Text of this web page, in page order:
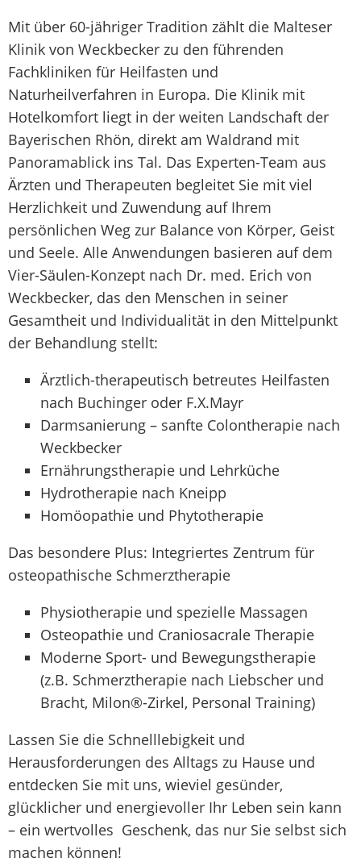
Mit über 60-jähriger Tradition zählt die Malteser
Klinik von Weckbecker zu den führenden
Fachkliniken für Heilfasten und
Naturheilverfahren in Europa. Die Klinik mit
Hotelkomfort liegt in der weiten Landschaft der
Bayerischen Rhön, direkt am Waldrand mit
Panoramablick ins Tal. Das Experten-Team aus
Ärzten und Therapeuten begleitet Sie mit viel
Herzlichkeit und Zuwendung auf Ihrem
persönlichen Weg zur Balance von Körper, Geist
und Seele. Alle Anwendungen basieren auf dem
Vier-Säulen-Konzept nach Dr. med. Erich von
Weckbecker, das den Menschen in seiner
Gesamtheit und Individualität in den Mittelpunkt
der Behandlung stellt:
Ärztlich-therapeutisch betreutes Heilfasten
nach Buchinger oder F.X.Mayr
Darmsanierung – sanfte Colontherapie nach
Weckbecker
Ernährungstherapie und Lehrküche
Hydrotherapie nach Kneipp
Homöopathie und Phytotherapie
Das besondere Plus: Integriertes Zentrum für
osteopathische Schmerztherapie
Physiotherapie und spezielle Massagen
Osteopathie und Craniosacrale Therapie
Moderne Sport- und Bewegungstherapie
(z.B. Schmerztherapie nach Liebscher und
Bracht, Milon®-Zirkel, Personal Training)
Lassen Sie die Schnelllebigkeit und
Herausforderungen des Alltags zu Hause und
entdecken Sie mit uns, wieviel gesünder,
glücklicher und energievoller Ihr Leben sein kann
– ein wertvolles Geschenk, das nur Sie selbst sich
machen können!